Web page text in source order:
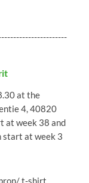
at the
4, 40820
at week 38 and
start at week 3
t-shirt